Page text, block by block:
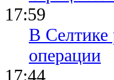
В Селтике
операции
17:44